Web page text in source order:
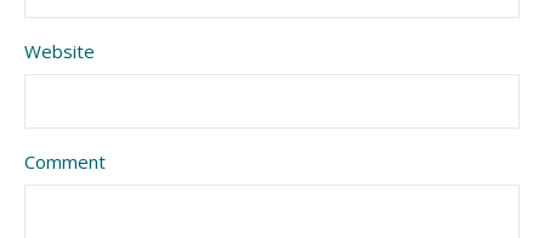
Website
Comment